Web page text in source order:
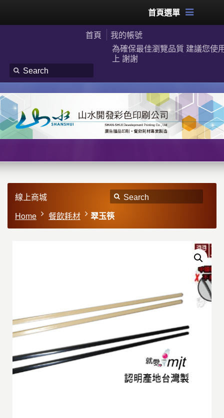
首頁選單
首頁
我的帳號
為確保最佳瀏覽品質 建議您使
上 謝謝
線上商城
Home
餐飲耗材 翠玉筷